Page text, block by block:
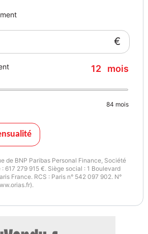
€
12 mois
84 mois
de BNP Paribas Personal Finance, Société
617 279 915 €. Siège social : 1 Boulevard
France. RCS : Paris n° 542 097 902. N°